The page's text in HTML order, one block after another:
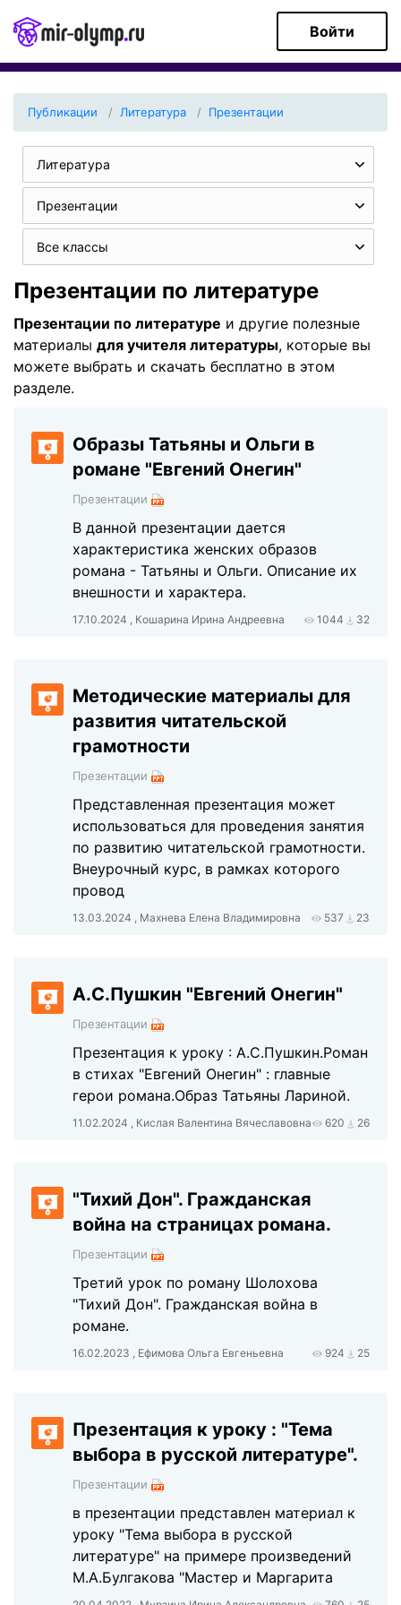
Войти
Публикации Литература Презентации
Литература
Презентации
Все классы
Презентации по литературе
Презентации по литературе и другие полезные
материалы для учителя литературы, которые вы
можете выбрать и скачать бесплатно в этом
разделе.
Образы Татьяны и Ольги в
романе "Евгений Онегин"
Презентации
В данной презентации дается
характеристика женских образов
романа - Татьяны и Ольги. Описание их
внешности и характера.
17.10.2024 , Кошарина Ирина Андреевна 1044 32
Методические материалы для
развития читательской
грамотности
Презентации
Представленная презентация может
использоваться для проведения занятия
по развитию читательской грамотности.
Внеурочный курс, в рамках которого
провод
13.03.2024 , Махнева Елена Владимировна 537 23
А.С.Пушкин "Евгений Онегин"
Презентации
Презентация к уроку : А.С.Пушкин.Роман
в стихах "Евгений Онегин" : главные
герои романа.Образ Татьяны Лариной.
11.02.2024 , Кислая Валентина Вячеславовна 620 26
"Тихий Дон". Гражданская
война на страницах романа.
Презентации
Третий урок по роману Шолохова
"Тихий Дон". Гражданская война в
романе.
16.02.2023 , Ефимова Ольга Евгеньевна 924 25
Презентация к уроку : "Тема
выбора в русской литературе".
Презентации
в презентации представлен материал к
уроку "Тема выбора в русской
литературе" на примере произведений
М.А.Булгакова "Мастер и Маргарита